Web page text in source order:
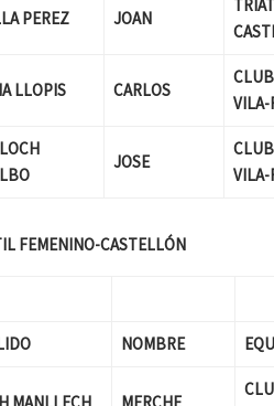
PEREZ JOAN
LLOPIS CARLOS
VILA-
JOSE
VILA-
FEMENINO-CASTELLÓN
NOMBRE